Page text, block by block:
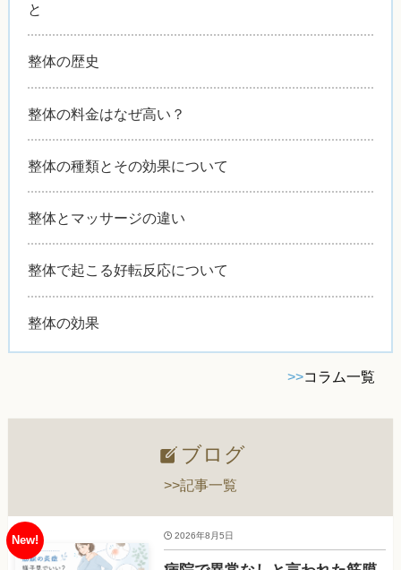
と
整体の歴史
整体の料金はなぜ高い？
整体の種類とその効果について
整体とマッサージの違い
整体で起こる好転反応について
整体の効果
>>コラム一覧
ブログ
>>記事一覧
2026年8月5日